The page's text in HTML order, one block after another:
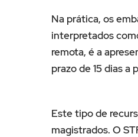
Na prática, os
interpretados
remota, é a
prazo de 15 dias a
Este tipo de
magistrados. O